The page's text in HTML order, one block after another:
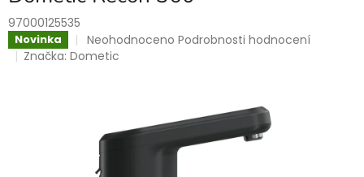
97000125535
Novinka
Průměrné
hodnocení
hvězdiček.
Neohodnoceno Podrobnosti hodnocení
Značka:Dometic